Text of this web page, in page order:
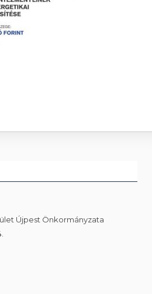
Újpest Önkormányzata